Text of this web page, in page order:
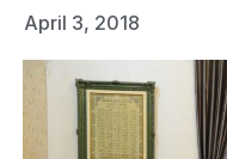
April 3, 2018